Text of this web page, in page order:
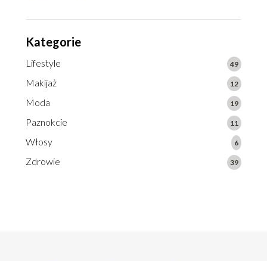
Kategorie
Lifestyle 49
Makijaż 12
Moda 19
Paznokcie 11
Włosy 6
Zdrowie 39